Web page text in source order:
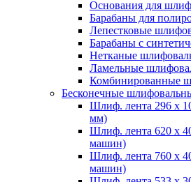
Основания для
Барабаны для
Лепестковые
Барабаны с
Нетканые
Ламельные
Комбинированные
Бесконечные
Шлиф. лента 296 х
мм)
Шлиф. лента 620 х
машин)
Шлиф. лента 760 х
машин)